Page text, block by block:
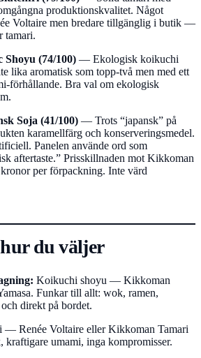
produktionskvalitet. Något
Voltaire men bredare tillgänglig i butik —
tamari.
(74/100) — Ekologisk koikuchi
lika aromatisk som topp-två men med ett
förhållande. Bra val om ekologisk
Soja (41/100) — Trots “japansk” på
karamellfärg och konserveringsmedel.
Panelen använde ord som
aftertaste.” Prisskillnaden mot Kikkoman
per förpackning. Inte värd
du väljer
Koikuchi shoyu — Kikkoman
Funkar till allt: wok, ramen,
direkt på bordet.
— Renée Voltaire eller Kikkoman Tamari
kraftigare umami, inga kompromisser.